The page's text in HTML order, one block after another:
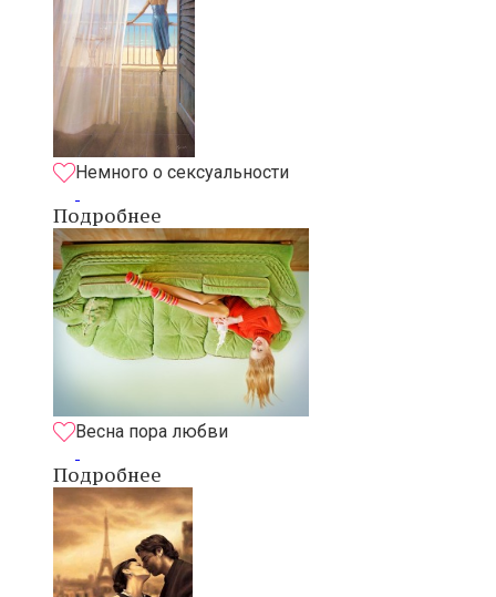
Немного о сексуальности
Подробнее
Весна пора любви
Подробнее